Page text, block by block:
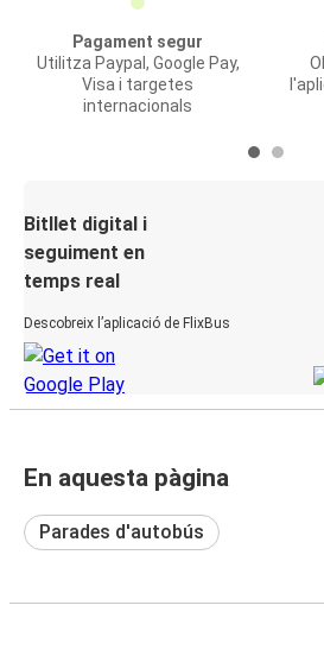
Pagament segur
Utilitza Paypal, Google Pay,
Visa i targetes
internacionals
Bitllet digital i
seguiment en
temps real
Descobreix l’aplicació de FlixBus
En aquesta pàgina
Parades d'autobús